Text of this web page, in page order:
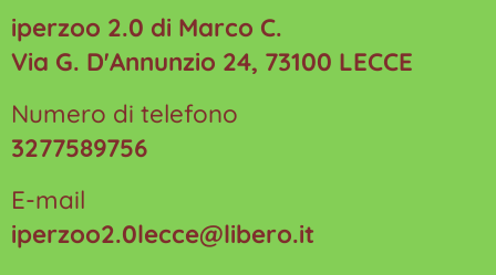
iperzoo 2.0 di Marco C.
Via G. D'Annunzio 24, 73100 LECCE
Numero di telefono
3277589756
E-mail
iperzoo2.0lecce@libero.it